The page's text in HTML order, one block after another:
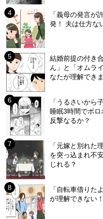
「義母の発言が
発！ 夫は仕方な
結婚前提の付き
ん」と「オムラ
なたが理解でき
「うるさいから
睡眠3時間でボ
反撃なるか？
「元嫁と別れた
を突っ込まれ不
じれる？
「自転車借りた
が理解できない